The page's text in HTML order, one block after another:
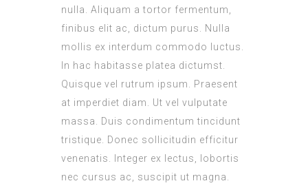
nulla. Aliquam a tortor fermentum,
finibus elit ac, dictum purus. Nulla
mollis ex interdum commodo luctus.
In hac habitasse platea dictumst.
Quisque vel rutrum ipsum. Praesent
at imperdiet diam. Ut vel vulputate
massa. Duis condimentum tincidunt
tristique. Donec sollicitudin efficitur
venenatis. Integer ex lectus, lobortis
nec cursus ac, suscipit ut magna.